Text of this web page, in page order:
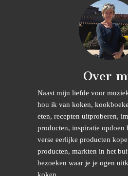
Over
Naast mijn liefde voor
hou ik van koken,
eten, recepten uitproberen,
producten, inspiratie opdoen
verse eerlijke producten
producten, markten in het
bezoeken waar je je ogen
koken........